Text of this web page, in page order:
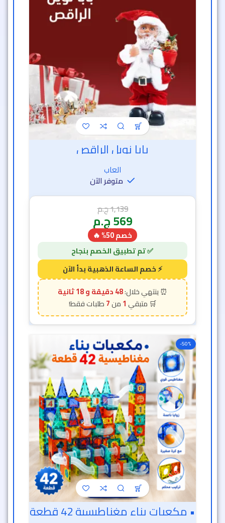
بابا نويل الراقص
العاب
متوفر الآن
1,139ج.م
569ج.م
خصم 50% 🔥
48 دقيقة و 16 ثانية
1
7
-50%
• مكعبات بناء مغناطيسية 42 قطعة